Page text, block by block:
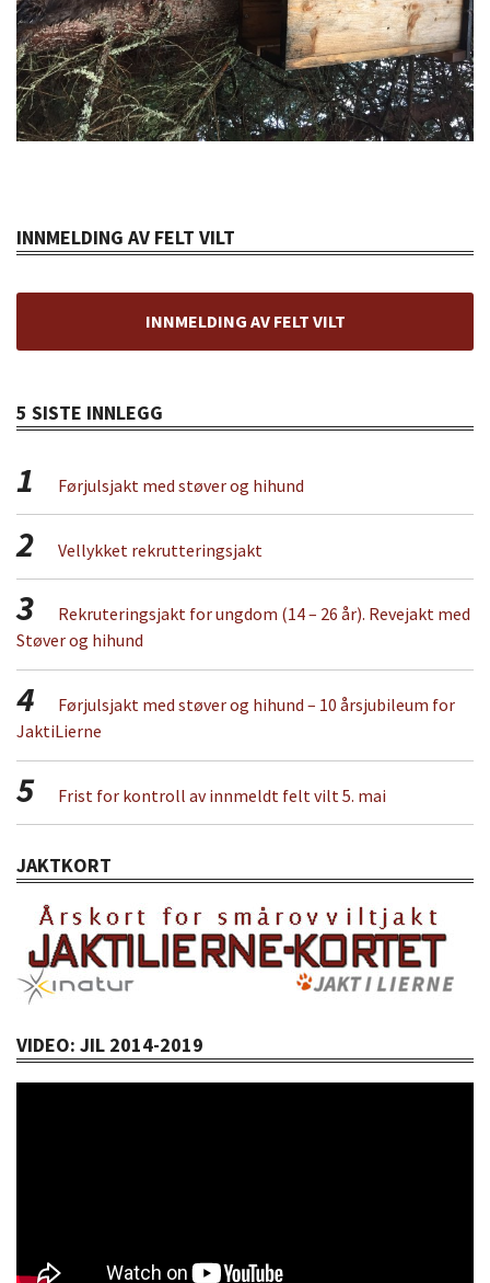
INNMELDING AV FELT VILT
INNMELDING AV FELT VILT
5 SISTE INNLEGG
1 Førjulsjakt med støver og hihund
2 Vellykket rekrutteringsjakt
3
Rekruteringsjakt for ungdom (14 – 26 år). Revejakt med
Støver og hihund
4
Førjulsjakt med støver og hihund – 10 årsjubileum for
JaktiLierne
5 Frist for kontroll av innmeldt felt vilt 5. mai
JAKTKORT
VIDEO: JIL 2014-2019